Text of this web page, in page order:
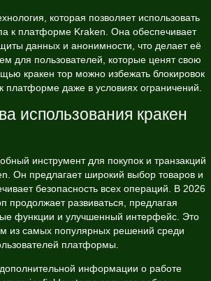
которая позволяет использовать
к платформе Kraken. Она обеспечивает
данных и анонимности, что делает её
для пользователей, которые ценят свою
кракен тор можно избежать блокировок
платформе даже в условиях ограничений.
использования кракен
инструмент для покупок и транзакций
Он предлагает широкий выбор товаров и
безопасность всех операций. В 2026
продолжает развиваться, предлагая
функции и улучшенный интерфейс. Это
из самых популярных решений среди
платформы.
информации о работе